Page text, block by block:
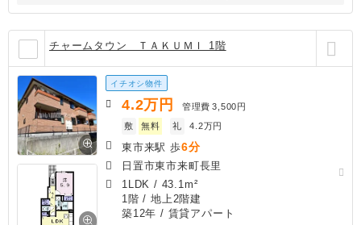
チャームタウン ＴＡＫＵＭＩ 1階
イチオシ物件
4.2万円 管理費 3,500円
敷
無料 礼 4.2万円
東市来駅 歩6分
日置市東市来町長里
1LDK / 43.1m²
1階 / 地上2階建
築12年 / 賃貸アパート